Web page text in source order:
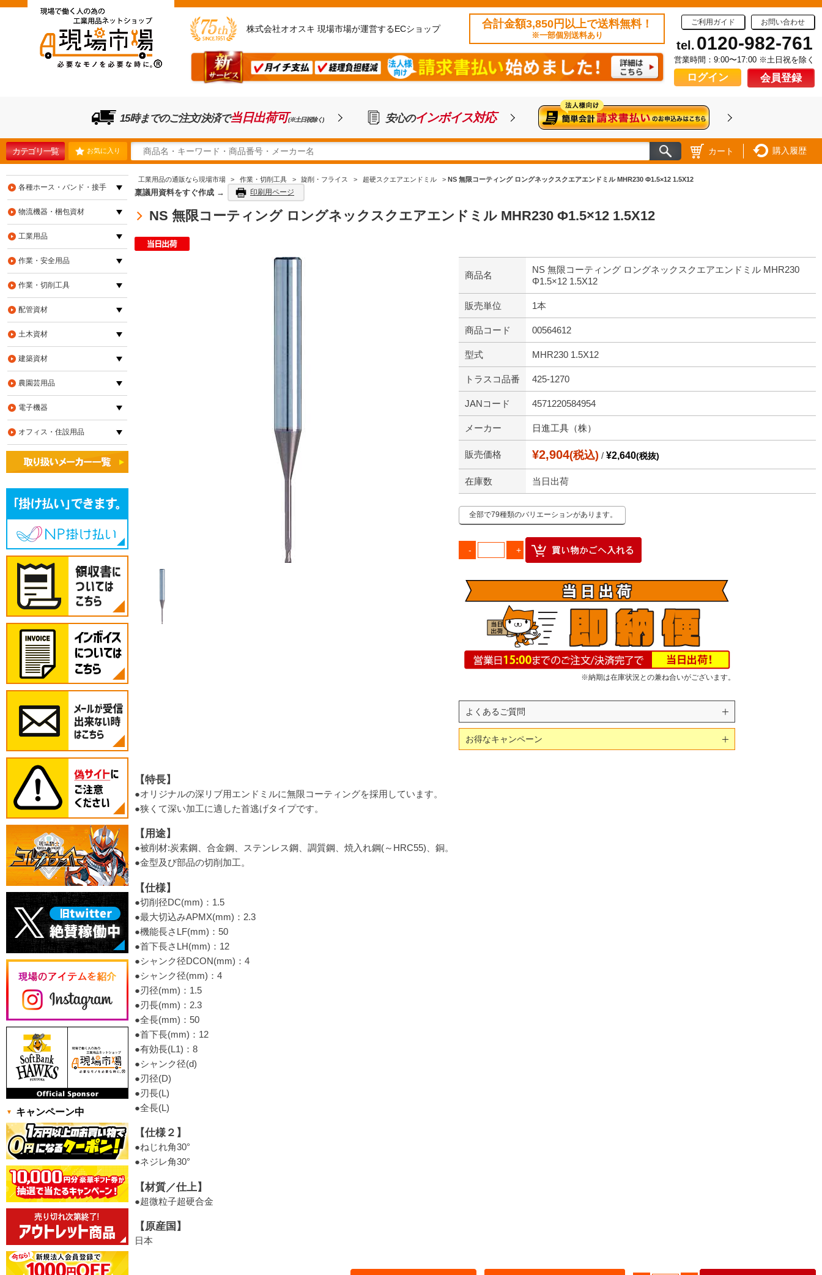
株式会社オオスキ 現場市場が運営するECショップ 合計金額3,850円以上で送料無料！
※一部個別送料あり
ご利用ガイド お問い合わせ
tel. 0120-982-761
営業時間：9:00〜17:00 ※土日祝を除く
ログイン 会員登録
15時までのご注文/決済で当日出荷可(※土日祝除く) 安心のインボイス対応
カテゴリ一覧 お気に入り カート 購入履歴
工業用品の通販なら現場市場 > 作業・切削工具 > 旋削・フライス > 超硬スクエアエンドミル > NS 無限コーティング ロングネックスクエアエンドミル MHR230 Φ1.5×12 1.5X12
稟議用資料をすぐ作成 → 印刷用ページ
NS 無限コーティング ロングネックスクエアエンドミル MHR230 Φ1.5×12 1.5X12
商品名
NS 無限コーティング ロングネックスクエアエンドミル MHR230
Φ1.5×12 1.5X12
販売単位 1本
商品コード 00564612
型式 MHR230 1.5X12
トラスコ品番 425-1270
JANコード 4571220584954
メーカー 日進工具（株）
販売価格 ¥2,904(税込) / ¥2,640(税抜)
在庫数 当日出荷
全部で79種類のバリエーションがあります。
※納期は在庫状況との兼ね合いがございます。
よくあるご質問
お得なキャンペーン
【特長】
●オリジナルの深リブ用エンドミルに無限コーティングを採用しています。
●狭くて深い加工に適した首逃げタイプです。
【用途】
●被削材:炭素鋼、合金鋼、ステンレス鋼、調質鋼、焼入れ鋼(～HRC55)、銅。
●金型及び部品の切削加工。
【仕様】
●切削径DC(mm)：1.5
●最大切込みAPMX(mm)：2.3
●機能長さLF(mm)：50
●首下長さLH(mm)：12
●シャンク径DCON(mm)：4
●シャンク径(mm)：4
●刃径(mm)：1.5
●刃長(mm)：2.3
●全長(mm)：50
●首下長(mm)：12
●有効長(L1)：8
●シャンク径(d)
●刃径(D)
●刃長(L)
●全長(L)
【仕様２】
●ねじれ角30°
●ネジレ角30°
【材質／仕上】
●超微粒子超硬合金
【原産国】
日本
各種ホース・バンド・接手
物流機器・梱包資材
工業用品
作業・安全用品
作業・切削工具
配管資材
土木資材
建築資材
農園芸用品
電子機器
オフィス・住設用品
キャンペーン中